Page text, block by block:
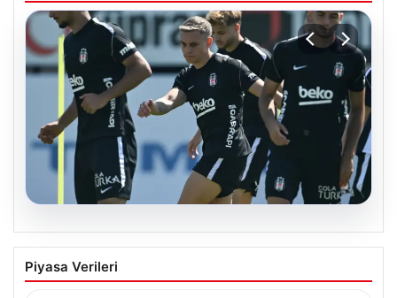
05.08.2026
Beşiktaş Hradec Kralove Maçı
Öncesinde Leandro Trossard
Piyasa Verileri